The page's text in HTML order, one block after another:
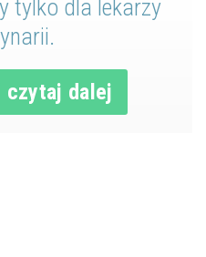
tylko dla lekarzy
czytaj dalej